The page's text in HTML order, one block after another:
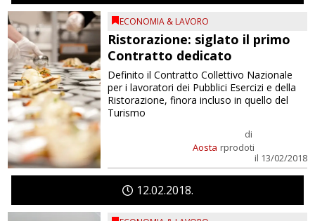
ECONOMIA & LAVORO
Ristorazione: siglato il primo
Contratto dedicato
Aosta
di
rprodoti
il 13/02/2018
Definito il Contratto Collettivo Nazionale
per i lavoratori dei Pubblici Esercizi e della
Ristorazione, finora incluso in quello del
Turismo
1202 2018